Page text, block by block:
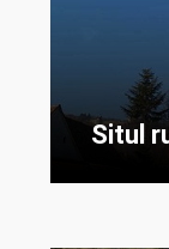
Situl